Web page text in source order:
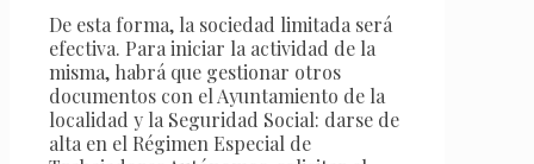
De esta forma, la sociedad limitada será
efectiva. Para iniciar la actividad de la
misma, habrá que gestionar otros
documentos con el Ayuntamiento de la
localidad y la Seguridad Social: darse de
alta en el Régimen Especial de